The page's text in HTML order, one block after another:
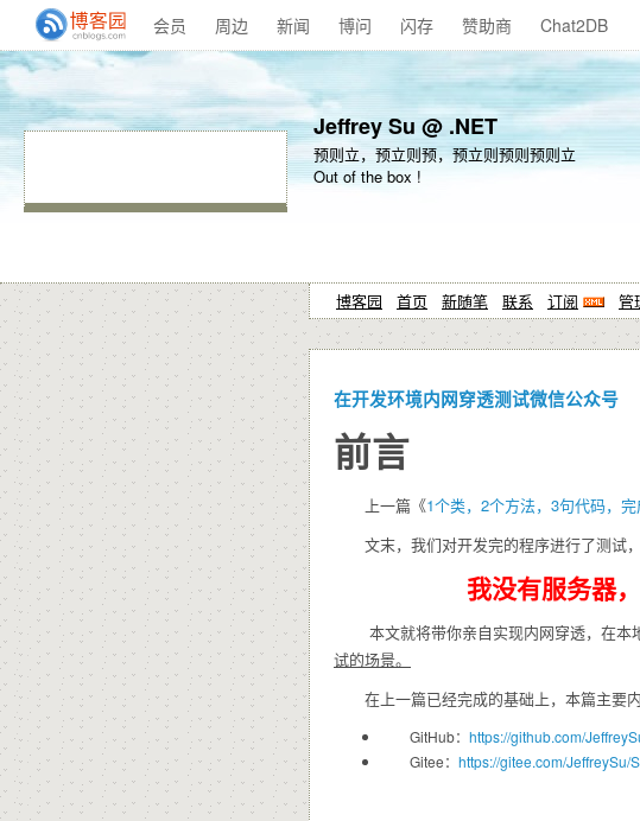
会员 周边 新闻 博问 闪存 赞助商 Chat2DB
Jeffrey Su @ .NET
预则立，预立则预，预立则预则预则立
Out of the box !
博客园 首页 新随笔 联系 订阅 管
在开发环境内网穿透测试微信公众号
前言
上一篇《1个类，2个方法，3句代码，
文末，我们对开发完的程序进行了测试，
我没有服务器
本文就将带你亲自实现内网穿透，在本地
试的场景。
在上一篇已经完成的基础上，本篇主要内
GitHub： https://github.com/
Gitee： https://gitee.com/